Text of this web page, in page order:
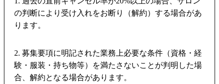
の判断により受け入れをお断り（解約）する場合があ
ります。
2. 募集要項に明記された業務上必要な条件（資格・経
験・服装・持ち物等）を満たさないことが判明した場
合、解約となる場合があります。